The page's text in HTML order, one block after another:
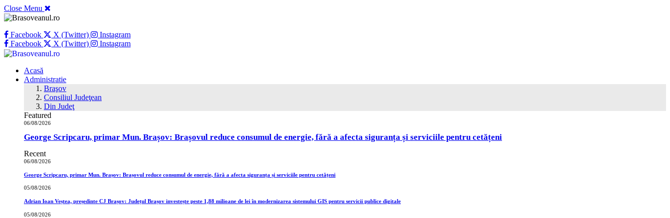
Close Menu
Facebook X (Twitter)
Instagram
Facebook
X (Twitter) Instagram
Acasă
Administratie
Braşov
Consiliul Judeţean
Din Judeţ
Featured
06/08/2026
George Scripcaru, primar Mun. Brașov: Brașovul reduce consumul de energie, fără a afecta siguranța și serviciile pentru cetățeni
Recent
06/08/2026
George Scripcaru, primar Mun. Brașov: Brașovul reduce consumul de energie, fără a afecta siguranța și serviciile pentru cetățeni
05/08/2026
Adrian Ioan Veștea, președinte CJ Brașov: Județul Brașov investește peste 1,88 milioane de lei în modernizarea sistemului GIS pentru servicii publice digitale
05/08/2026